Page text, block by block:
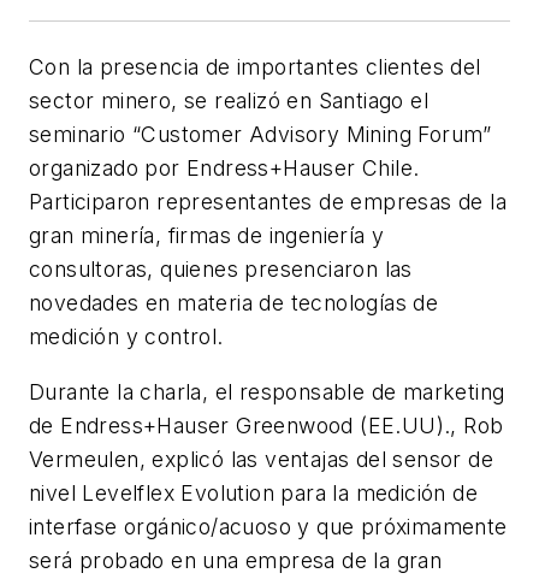
Con la presencia de importantes clientes del
sector minero, se realizó en Santiago el
seminario “Customer Advisory Mining Forum”
organizado por Endress+Hauser Chile.
Participaron representantes de empresas de la
gran minería, firmas de ingeniería y
consultoras, quienes presenciaron las
novedades en materia de tecnologías de
medición y control.
Durante la charla, el responsable de marketing
de Endress+Hauser Greenwood (EE.UU)., Rob
Vermeulen, explicó las ventajas del sensor de
nivel Levelflex Evolution para la medición de
interfase orgánico/acuoso y que próximamente
será probado en una empresa de la gran